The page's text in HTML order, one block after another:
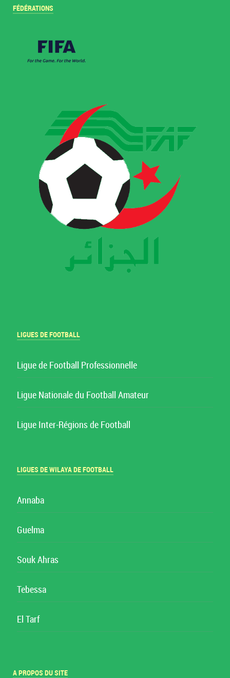
FÉDÉRATIONS
LIGUES DE FOOTBALL
Ligue de Football Professionnelle
Ligue Nationale du Football Amateur
Ligue Inter-Régions de Football
LIGUES DE WILAYA DE FOOTBALL
Annaba
Guelma
Souk Ahras
Tebessa
El Tarf
A PROPOS DU SITE